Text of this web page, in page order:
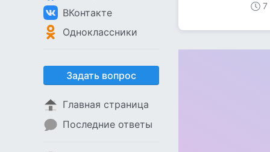
ВКонтакте
Одноклассники
Задать вопрос
Главная страница
Последние ответы
7